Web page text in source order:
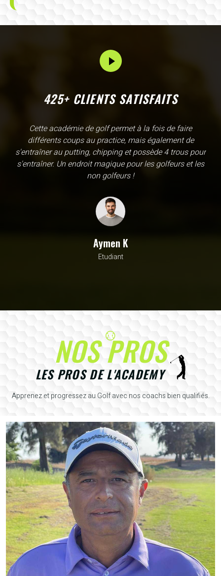
425+ CLIENTS SATISFAITS
L'Academy de Gammarth comme son nom l'indique est
une école, en fait c'est un practice exceptionnel. il y a
évidemment un pratique classic sur tapis mais aussi
un sur herbe, des zones pour le chipping, les bumqers...
Vous y avez pensé, c'est à l'academy. Il n'y a pas assez
beauté de ce site
NOS PROS
LES PROS DE L'ACADEMY
Apprenez et progressez au Golf avec nos coachs bien qualifiés.